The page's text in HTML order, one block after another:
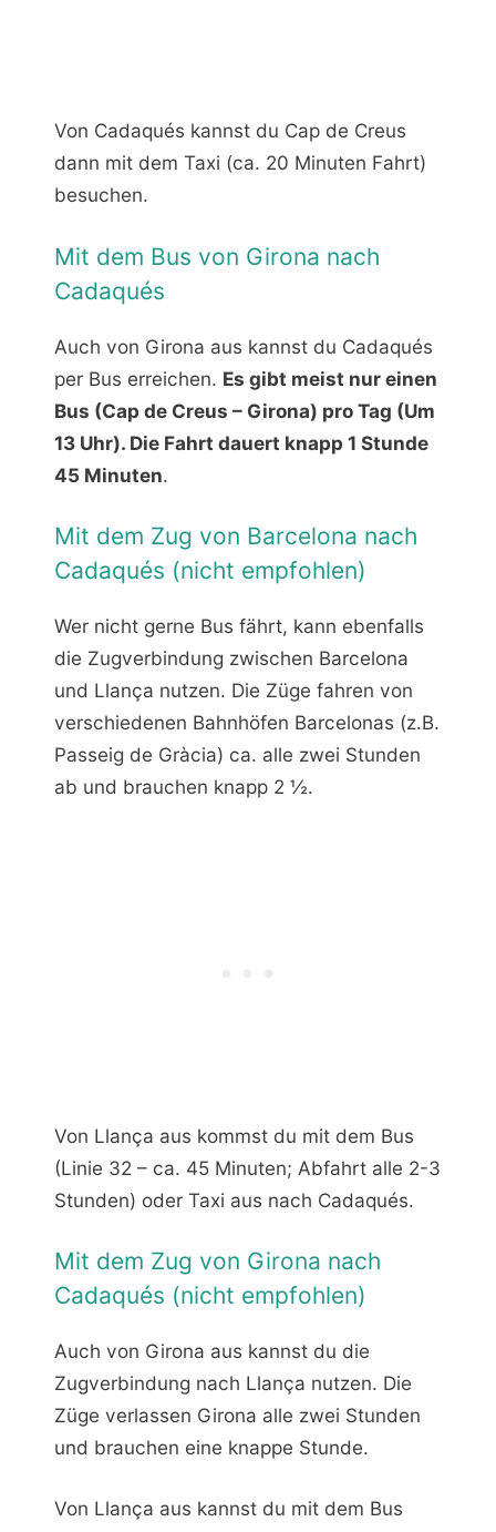
Von Cadaqués kannst du Cap de Creus
dann mit dem Taxi (ca. 20 Minuten Fahrt)
besuchen.
Mit dem Bus von Girona nach
Cadaqués
Auch von Girona aus kannst du Cadaqués
per Bus erreichen. Es gibt meist nur einen
Bus (Cap de Creus – Girona) pro Tag (Um
13 Uhr). Die Fahrt dauert knapp 1 Stunde
45 Minuten.
Mit dem Zug von Barcelona nach
Cadaqués (nicht empfohlen)
Wer nicht gerne Bus fährt, kann ebenfalls
die Zugverbindung zwischen Barcelona
und Llança nutzen. Die Züge fahren von
verschiedenen Bahnhöfen Barcelonas (z.B.
Passeig de Gràcia) ca. alle zwei Stunden
ab und brauchen knapp 2 ½.
Von Llança aus kommst du mit dem Bus
(Linie 32 – ca. 45 Minuten; Abfahrt alle 2-3
Stunden) oder Taxi aus nach Cadaqués.
Mit dem Zug von Girona nach
Cadaqués (nicht empfohlen)
Auch von Girona aus kannst du die
Zugverbindung nach Llança nutzen. Die
Züge verlassen Girona alle zwei Stunden
und brauchen eine knappe Stunde.
Von Llança aus kannst du mit dem Bus